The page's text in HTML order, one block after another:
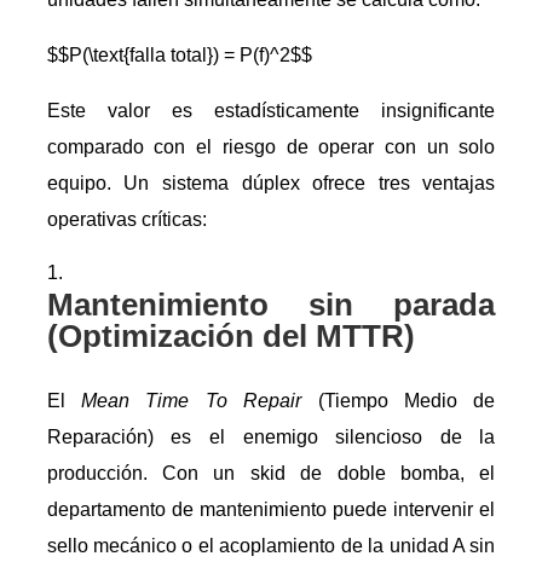
$$P(\text{falla total}) = P(f)^2$$
Este valor es estadísticamente insignificante
comparado con el riesgo de operar con un solo
equipo. Un sistema dúplex ofrece tres ventajas
operativas críticas:
Mantenimiento sin parada
(Optimización del MTTR)
El Mean Time To Repair(Tiempo Medio de
Reparación) es el enemigo silencioso de la
producción. Con un skid de doble bomba, el
departamento de mantenimiento puede intervenir el
sello mecánico o el acoplamiento de la unidad A sin